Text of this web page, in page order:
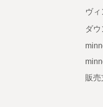
ヴ
ダ
販売